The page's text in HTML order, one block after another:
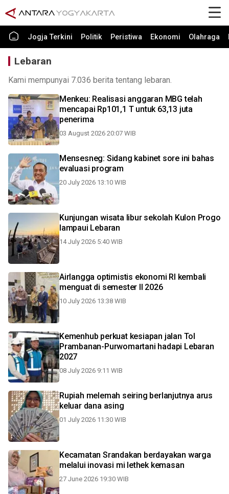
Jogja Terkini Politik Peristiwa Ekonomi Olahraga
Lebaran
Kami mempunyai 7.036 berita tentang lebaran.
Menkeu: Realisasi anggaran MBG telah
mencapai Rp101,1 T untuk 63,13 juta
penerima
03 August 2026 20:07 WIB
Mensesneg: Sidang kabinet sore ini bahas
evaluasi program
20 July 2026 13:10 WIB
Kunjungan wisata libur sekolah Kulon Progo
lampaui Lebaran
14 July 2026 5:40 WIB
Airlangga optimistis ekonomi RI kembali
menguat di semester II 2026
10 July 2026 13:38 WIB
Kemenhub perkuat kesiapan jalan Tol
Prambanan-Purwomartani hadapi Lebaran
2027
08 July 2026 9:11 WIB
Rupiah melemah seiring berlanjutnya arus
keluar dana asing
01 July 2026 11:30 WIB
Kecamatan Srandakan berdayakan warga
melalui inovasi mi lethek kemasan
27 June 2026 19:30 WIB